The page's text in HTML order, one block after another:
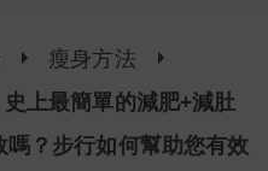
瘦身方法
史上最簡單的減肥+減肚
？步行如何幫助您有效